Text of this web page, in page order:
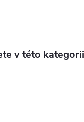
v této kategorii